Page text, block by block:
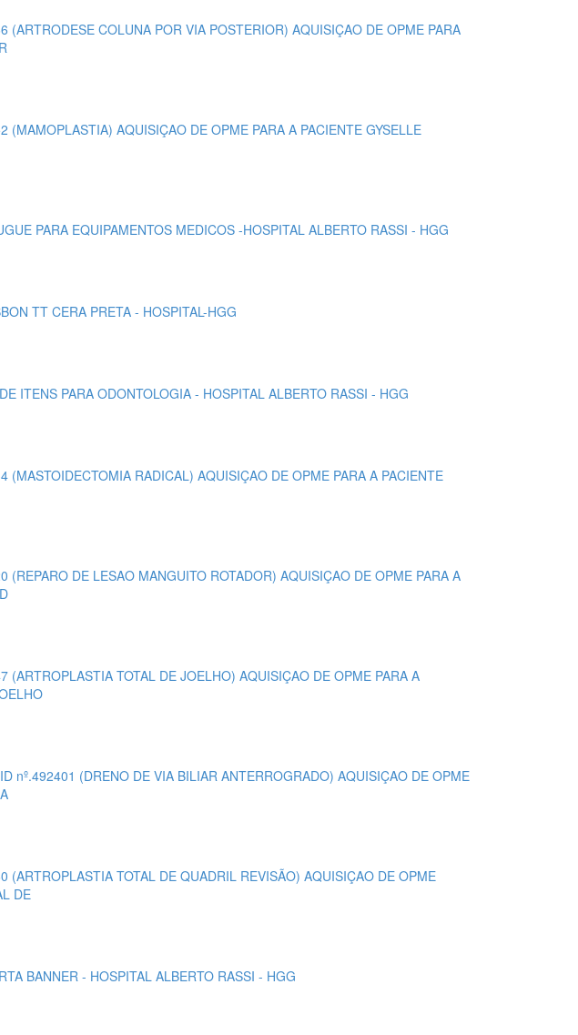
COLUNA POR VIA POSTERIOR) AQUISIÇAO DE OPME PARA
AQUISIÇAO DE OPME PARA A PACIENTE GYSELLE
PARA EQUIPAMENTOS MEDICOS -HOSPITAL ALBERTO RASSI - HGG
TT CERA PRETA - HOSPITAL-HGG
ITENS PARA ODONTOLOGIA - HOSPITAL ALBERTO RASSI - HGG
RADICAL) AQUISIÇAO DE OPME PARA A PACIENTE
DE LESAO MANGUITO ROTADOR) AQUISIÇAO DE OPME PARA A
TOTAL DE JOELHO) AQUISIÇAO DE OPME PARA A
(DRENO DE VIA BILIAR ANTERROGRADO) AQUISIÇAO DE OPME
TOTAL DE QUADRIL REVISÃO) AQUISIÇAO DE OPME
DE
BANNER - HOSPITAL ALBERTO RASSI - HGG